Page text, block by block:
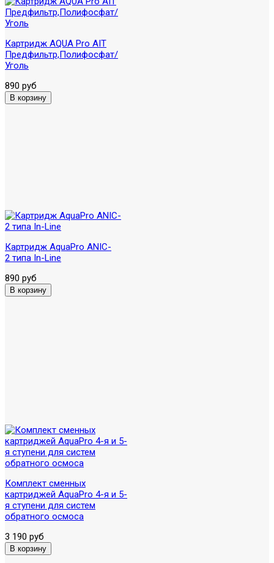
Картридж AQUA Pro AIT
Предфильтр,Полифосфат/
Уголь
890 руб
Картридж AquaPro ANIC-
2 типа In-Linе
890 руб
Комплект сменных
картриджей AquaPro 4-я и 5-
я ступени для систем
обратного осмоса
3 190 руб